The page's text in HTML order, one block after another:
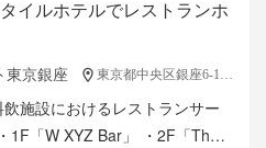
イルホテルでレストランホ
東京銀座 東京都中央区銀座6-14-3
施設におけるレストランサー
1F「W XYZ Bar」 ・2F「The